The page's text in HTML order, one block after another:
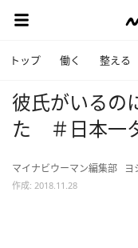
トップ 働く 整える
彼氏がいるの
た ＃日本一
マイナビウーマン編集部 ヨ
作成: 2018.11.28